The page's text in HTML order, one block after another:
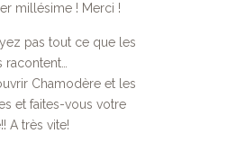
millésime ! Merci !
pas tout ce que les
Chamodère et les
et faites-vous votre
A très vite!